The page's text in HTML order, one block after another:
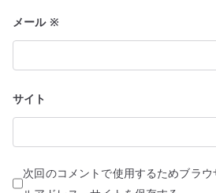
メール ※
サイト
次回のコメントで使用するためブラ